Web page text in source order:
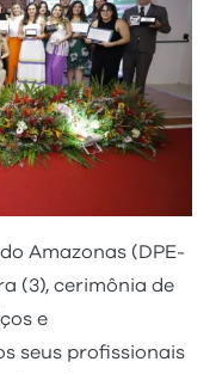
Amazonas (DPE-
(3), cerimônia de
e
seus profissionais